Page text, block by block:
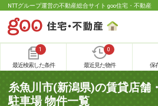
NTTグループ運営の不動産総合サイト goo住宅・不動産
1
最近検索した条件
0
最近見た物件 保
糸魚川市(新潟県)の賃貸店舗
駐車場 物件一覧